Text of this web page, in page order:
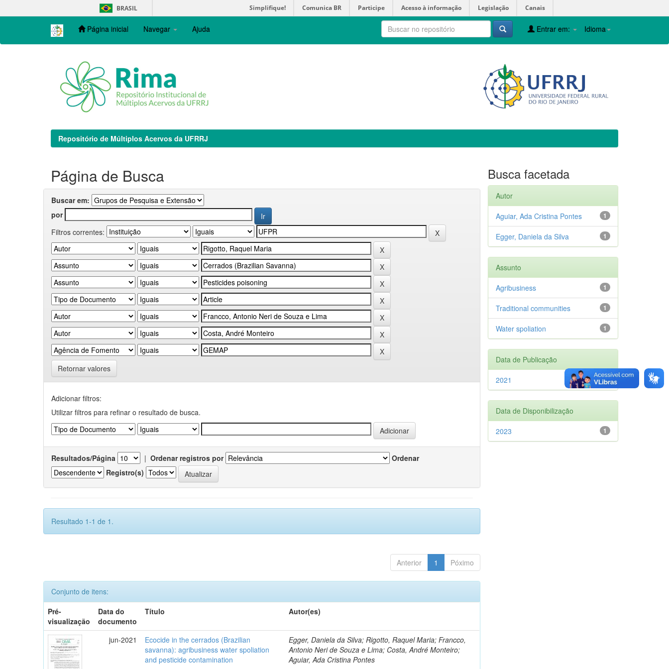
navigation
BRASIL Simplifique! Comunica BR Participe Acesso à informação Legislação Canais
Página inicial Navegar Ajuda Idioma
Entrar em:
Repositório de Múltiplos Acervos da UFRRJ
Página de Busca
Buscar em:
por
Filtros correntes:
Retornar valores
Adicionar filtros:
Utilizar filtros para refinar o resultado de busca.
Resultados/Página | Ordenar registros por
Ordenar
Registro(s)
Resultado 1-1 de 1.
Anterior 1 Póximo
Conjunto de itens:
Pré-
visualização
Data do
documento
Título Autor(es)
jun-2021
Ecocide in the cerrados (Brazilian
savanna): agribusiness water spoliation
and pesticide contamination
Egger, Daniela da Silva; Rigotto, Raquel Maria; Francco,
Antonio Neri de Souza e Lima; Costa, André Monteiro;
Aguiar, Ada Cristina Pontes
Busca facetada
Autor
1
Aguiar, Ada Cristina Pontes
1
Egger, Daniela da Silva
Assunto
1
Agribusiness
1
Traditional communities
1
Water spoliation
Data de Publicação
1
2021
Data de Disponibilização
1
2023